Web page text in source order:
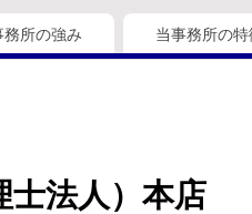
務所の強み 当事務所の特
士法人）本店